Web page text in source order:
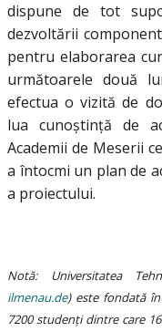
dispune de tot
dezvoltării
pentru elaborarea
următoarele două
efectua o vizită de
lua cunoștință de
Academii de Meserii
a întocmi un plan de
a proiectului.
Notă: Universitatea
ilmenau.de) este fondată
7200 studenți dintre care